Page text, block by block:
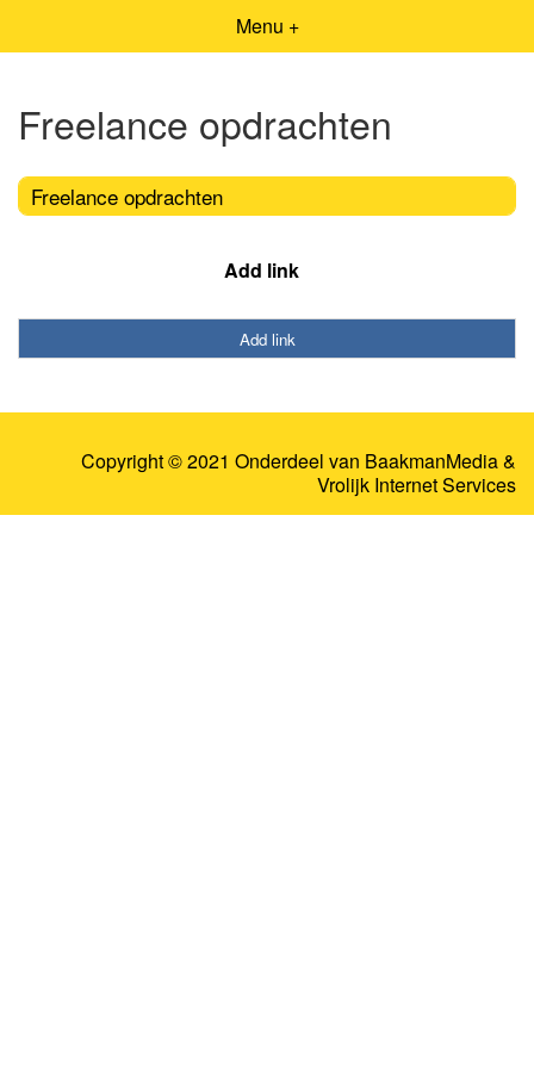
Menu +
Freelance opdrachten
Freelance opdrachten
Add link
Add link
Copyright © 2021 Onderdeel van BaakmanMedia&
Vrolijk Internet Services